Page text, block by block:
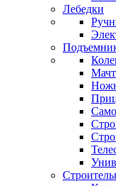
Лебедки